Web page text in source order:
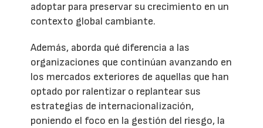
adoptar para preservar su crecimiento en un
contexto global cambiante.
Además, aborda qué diferencia a las
organizaciones que continúan avanzando en
los mercados exteriores de aquellas que han
optado por ralentizar o replantear sus
estrategias de internacionalización,
poniendo el foco en la gestión del riesgo, la